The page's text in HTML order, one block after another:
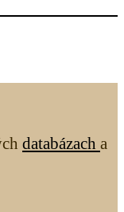
databázach a